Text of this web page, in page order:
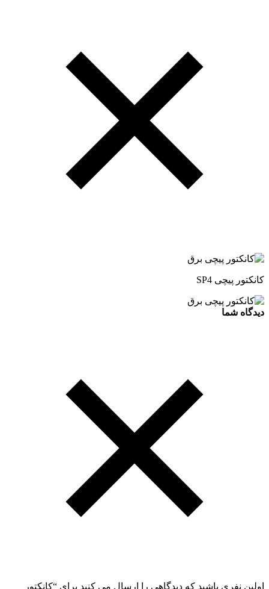
کانکتور پیچی SP4
دیدگاه شما
اولین نفری باشید که دیدگاهی را ارسال می کنید برای “کانکتور